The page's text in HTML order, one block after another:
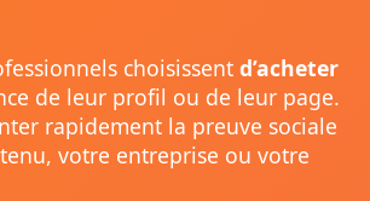
choisissent d’acheter
de leur profil ou de leur page.
rapidement la preuve sociale
votre entreprise ou votre